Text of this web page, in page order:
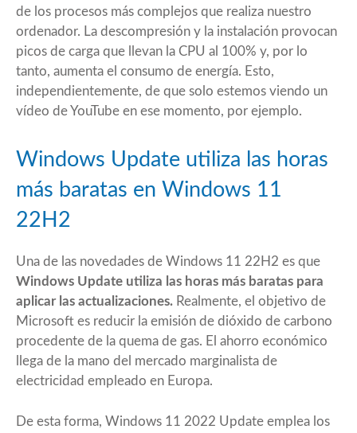
de los procesos más complejos que realiza nuestro
ordenador. La descompresión y la instalación provocan
picos de carga que llevan la CPU al 100% y, por lo
tanto, aumenta el consumo de energía. Esto,
independientemente, de que solo estemos viendo un
vídeo de YouTube en ese momento, por ejemplo.
Windows Update utiliza las horas
más baratas en Windows 11
22H2
Una de las novedades de Windows 11 22H2 es que
Windows Update utiliza las horas más baratas para
aplicar las actualizaciones. Realmente, el objetivo de
Microsoft es reducir la emisión de dióxido de carbono
procedente de la quema de gas. El ahorro económico
llega de la mano del mercado marginalista de
electricidad empleado en Europa.
De esta forma, Windows 11 2022 Update emplea los